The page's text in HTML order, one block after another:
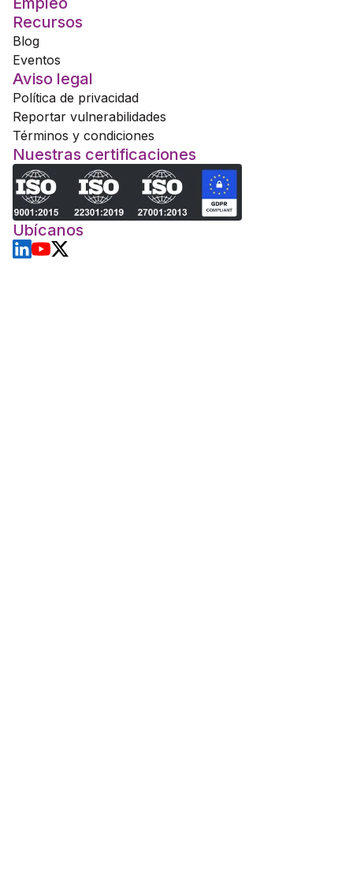
Recursos
Blog
Eventos
Aviso legal
Política de privacidad
Reportar vulnerabilidades
Términos y condiciones
Nuestras certificaciones
Ubícanos